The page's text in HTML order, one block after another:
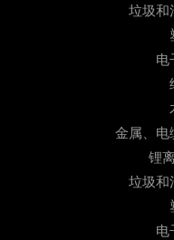
垃圾和
电
金属、电
锂
垃圾和
电